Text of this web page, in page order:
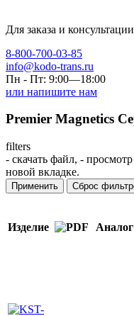
Для заказа и
8-800-700-03-85
info@kodo-trans.ru
Пн - Пт: 9:00—18:00
или напишите нам
Premier Magnetics
filters
- скачать файл, -
новой вкладке.
Применить Сброс
Изделие Аналог